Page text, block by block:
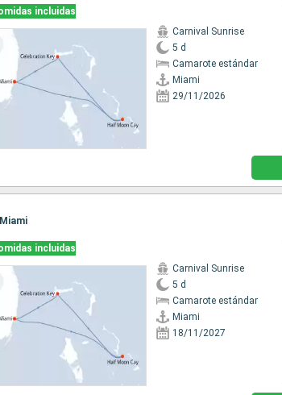
incluidas
Carnival Sunrise
5 d
Camarote estándar
Miami
29/11/2026
incluidas
Carnival Sunrise
5 d
Camarote estándar
Miami
18/11/2027